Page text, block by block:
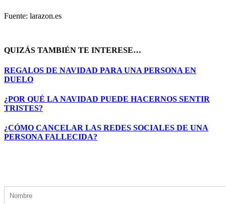
Fuente: larazon.es
QUIZÁS TAMBIÉN TE INTERESE…
REGALOS DE NAVIDAD PARA UNA PERSONA EN
DUELO
¿POR QUÉ LA NAVIDAD PUEDE HACERNOS SENTIR
TRISTES?
¿CÓMO CANCELAR LAS REDES SOCIALES DE UNA
PERSONA FALLECIDA?